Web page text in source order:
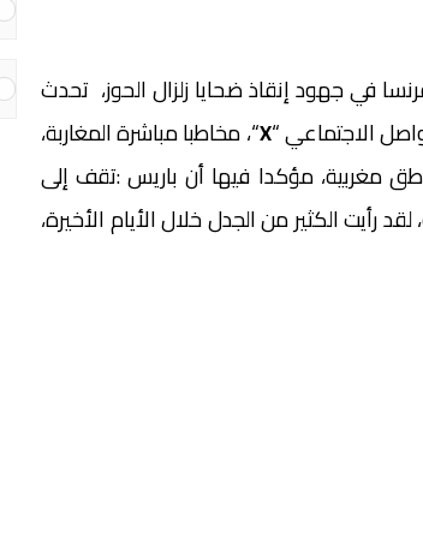
في جهود إنقاذ ضحايا زلزال الحوز، تحدث
الاجتماعي “X“، مخاطبا مباشرة المغاربة،
مغربية، مؤكدا فيها أن باريس :تقف إلى
رأيت الكثير من الجدل خلال الأيام الأخيرة،